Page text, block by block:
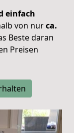
einfach
von nurca.
Beste daran
Preisen